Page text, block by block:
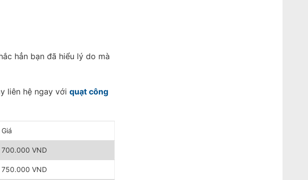
hẳn bạn đã hiểu lý do mà
liên hệ ngay với quạt công
Giá
700.000 VND
750.000 VND